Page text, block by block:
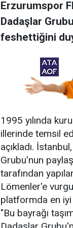
Erzurumspor
Dadaşlar
feshettiğini
1995 yılında
illerinde temsil
açıkladı.
Grubu'nun
tarafından
Lömenler'e
platformda en
"Bu bayrağı